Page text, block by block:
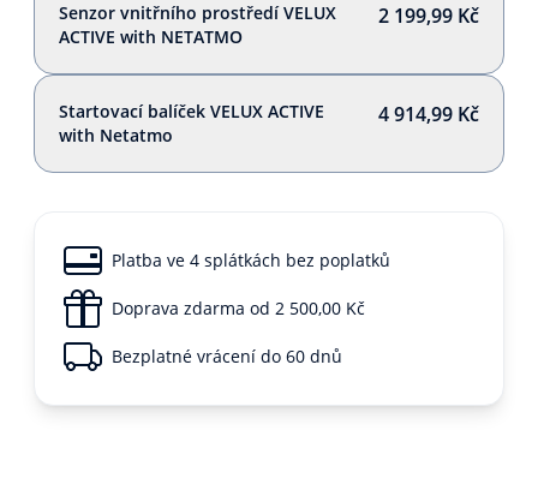
Senzor vnitřního prostředí VELUX
ACTIVE with NETATMO
2 199,99 Kč
Startovací balíček VELUX ACTIVE
with Netatmo
4 914,99 Kč
Platba ve 4 splátkách bez poplatků
Doprava zdarma od 2 500,00 Kč
Bezplatné vrácení do 60 dnů